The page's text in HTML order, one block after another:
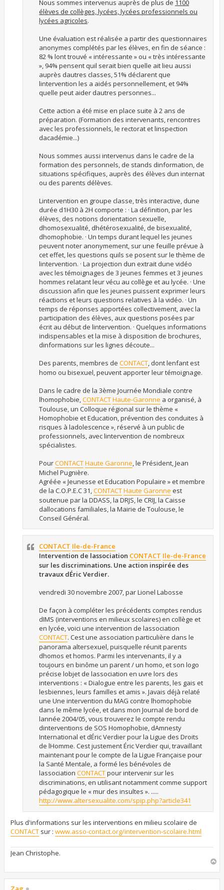
Nous sommes intervenus auprès de plus de 1100
élèves de collèges, lycées, lycées professionnels ou
lycées agricoles.
Une évaluation est réalisée a partir des questionnaires
anonymes complétés par les élèves, en fin de séance :
82 % lont trouvé « intéressante » ou « très intéressante
», 94% pensent quil serait bien quelle ait lieu aussi
auprès dautres classes, 51% déclarent que
lintervention les a aidés personnellement, et 94%
quelle peut aider dautres personnes...
Cette action a été mise en place suite à 2 ans de
préparation. (Formation des intervenants, rencontres
avec les professionnels, le rectorat et linspection
dacadémie...)
Nous sommes aussi intervenus dans le cadre de la
formation des personnels, de stands dinformation, de
situations spécifiques, auprès des élèves dun internat
ou des parents délèves.
Lintervention en groupe classe, très interactive, dune
durée d1H30 à 2H comporte : · La définition, par les
élèves, des notions dorientation sexuelle,
dhomosexualité, dhétérosexualité, de bisexualité,
dhomophobie. · Un temps durant lequel les jeunes
peuvent noter anonymement, sur une feuille prévue à
cet effet, les questions quils se posent sur le thème de
lintervention. · La projection dun extrait dune vidéo
avec les témoignages de 3 jeunes femmes et 3 jeunes
hommes relatant leur vécu au collège et au lycée. · Une
discussion afin que les jeunes puissent exprimer leurs
réactions et leurs questions relatives à la vidéo. · Un
temps de réponses apportées collectivement, avec la
participation des élèves, aux questions posées par
écrit au début de lintervention. · Quelques informations
indispensables et la mise à disposition de brochures,
dinformations sur les lignes découte...
Des parents, membres de CONTACT, dont lenfant est
homo ou bisexuel, peuvent apporter leur témoignage.
Dans le cadre de la 3ème Journée Mondiale contre
lhomophobie,CONTACTHaute-Garonne a organisé, à
Toulouse, un Colloque régional sur le thème «
Homophobie et Education, prévention des conduites à
risques à ladolescence », réservé à un public de
professionnels, avec lintervention de nombreux
spécialistes.
PourCONTACTHaute Garonne, le Président, Jean
Michel Pugnière.
Agréée « Jeunesse et Education Populaire » et membre
de la C.O.P.E.C 31,CONTACTHaute Garonne est
soutenue par la DDASS, la DRJS, le CRIJ, la Caisse
dallocations familiales, la Mairie de Toulouse, le
Conseil Général.
CONTACT Ile-de-France
Intervention de lassociation CONTACT Ile-de-France
sur les discriminations. Une action inspirée des
travaux dÉric Verdier.
vendredi 30 novembre 2007, par Lionel Labosse
De façon à compléter les précédents comptes rendus
dIMS (interventions en milieux scolaires) en collège et
en lycée, voici une intervention de lassociation
CONTACT. Cest une association particulière dans le
panorama altersexuel, puisquelle réunit parents
dhomos et homos. Parmi les intervenants, il y a
toujours en binôme un parent / un homo, et son logo
précise lobjet de lassociation en uvre lors des
interventions : « Dialogue entre les parents, les gais et
lesbiennes, leurs familles et amis ». Javais déjà relaté
une Une intervention du MAG contre lhomophobie
dans le même lycée, et dans mon Journal de bord de
lannée 2004/05, vous trouverez le compte rendu
dinterventions de SOS Homophobie, dAmnesty
International et dÉric Verdier pour la Ligue des Droits
de lHomme. Cest justement Éric Verdier qui, travaillant
maintenant pour le compte de la Ligue Française pour
la Santé Mentale, a formé les bénévoles de
lassociation CONTACTpour intervenir sur les
discriminations, en utilisant notamment comme support
pédagogique le « mur des insultes ». .....
http://www.altersexualite.com/spip.php?article341
Plus d'informations sur les interventions en milieu scolaire de
CONTACT sur : www.asso-contact.org/intervention-scolaire.html
Jean Christophe.
a
u